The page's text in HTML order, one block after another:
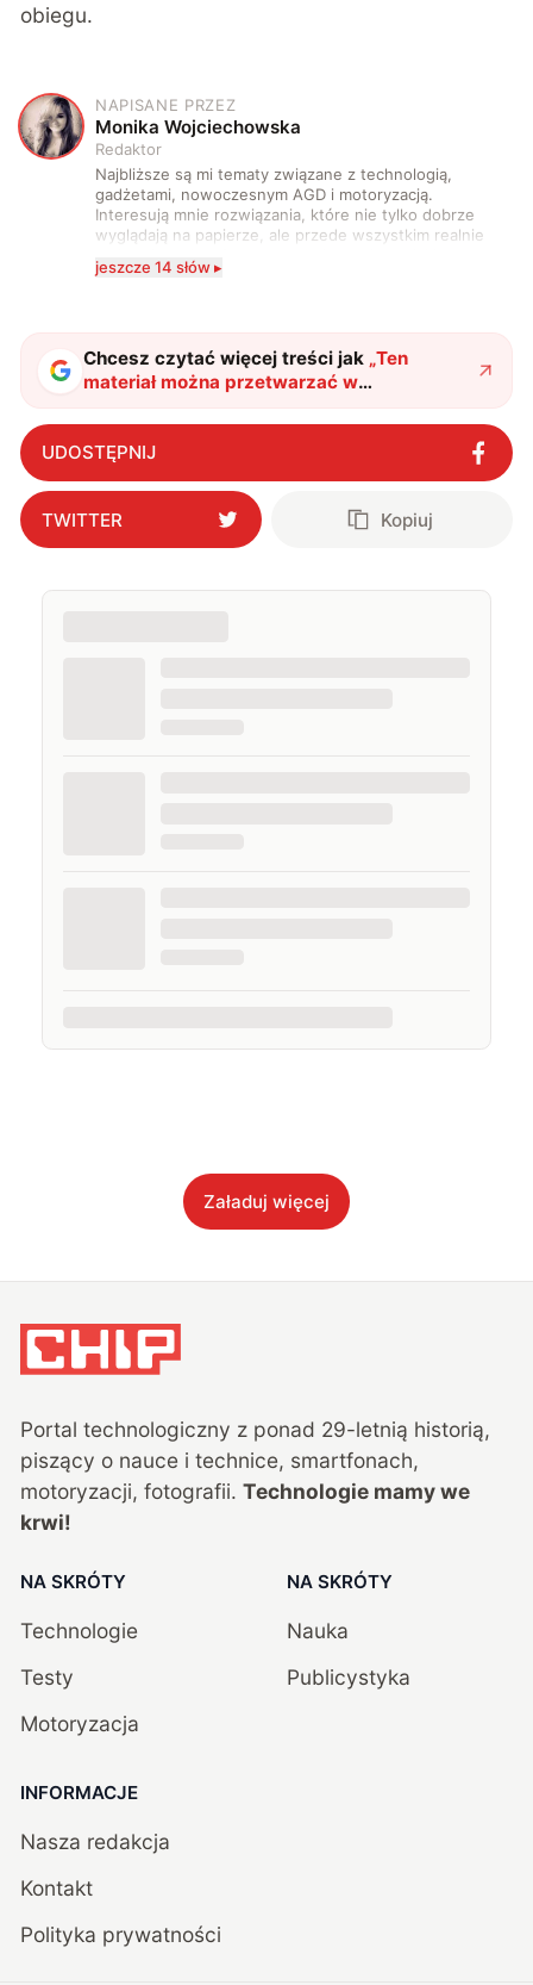
obiegu.
M
NAPISANE PRZEZ
Monika Wojciechowska
Redaktor
Najbliższe są mi tematy związane z technologią,
gadżetami, nowoczesnym AGD i motoryzacją.
Interesują mnie rozwiązania, które nie tylko dobrze
wyglądają na papierze, ale przede wszystkim realnie
korzystamy z technologii na co dzień. Ukończyłam
muzykę.
jeszcze 14 słów ▸
Chcesz czytać więcej treści jak „Ten
materiał można przetwarzać w
nieskończoność. Przemysł lotniczy i
energetyczny czeka na to od lat"?
UDOSTĘPNIJ
TWITTER Kopiuj
Załaduj więcej
Portal technologiczny z ponad 29-letnią historią,
piszący o nauce i technice, smartfonach,
motoryzacji, fotografii. Technologie mamy we
krwi!
NA SKRÓTY
Technologie
Testy
Motoryzacja
NA SKRÓTY
Nauka
Publicystyka
INFORMACJE
Nasza redakcja
Kontakt
Polityka prywatności